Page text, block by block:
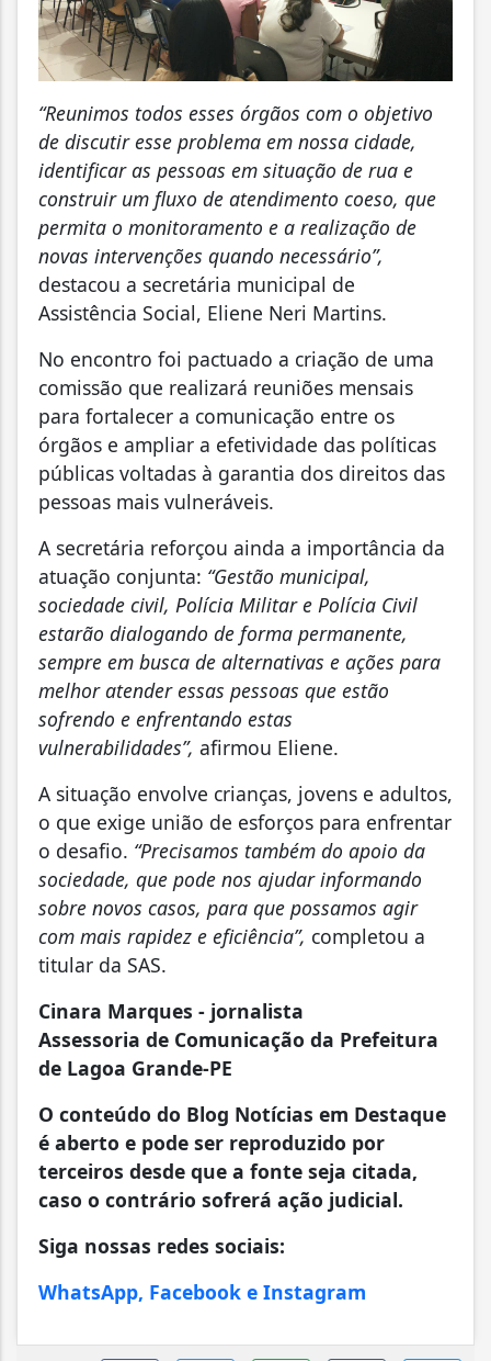
“Reunimos todos esses órgãos com o objetivo
de discutir esse problema em nossa cidade,
identificar as pessoas em situação de rua e
construir um fluxo de atendimento coeso, que
permita o monitoramento e a realização de
novas intervenções quando necessário”,
destacou a secretária municipal de
Assistência Social, Eliene Neri Martins.
No encontro foi pactuado a criação de uma
comissão que realizará reuniões mensais
para fortalecer a comunicação entre os
órgãos e ampliar a efetividade das políticas
públicas voltadas à garantia dos direitos das
pessoas mais vulneráveis.
A secretária reforçou ainda a importância da
atuação conjunta: “Gestão municipal,
sociedade civil, Polícia Militar e Polícia Civil
estarão dialogando de forma permanente,
sempre em busca de alternativas e ações para
melhor atender essas pessoas que estão
sofrendo e enfrentando estas
vulnerabilidades”, afirmou Eliene.
A situação envolve crianças, jovens e adultos,
o que exige união de esforços para enfrentar
o desafio. “Precisamos também do apoio da
sociedade, que pode nos ajudar informando
sobre novos casos, para que possamos agir
com mais rapidez e eficiência”, completou a
titular da SAS.
Cinara Marques - jornalista
Assessoria de Comunicação da Prefeitura
de Lagoa Grande-PE
O conteúdo do Blog Notícias em Destaque
é aberto e pode ser reproduzido por
terceiros desde que a fonte seja citada,
caso o contrário sofrerá ação judicial.
Siga nossas redes sociais:
WhatsApp, Facebook e Instagram